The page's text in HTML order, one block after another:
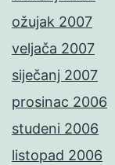
ožujak 2007
veljača 2007
siječanj 2007
prosinac 2006
studeni 2006
listopad 2006